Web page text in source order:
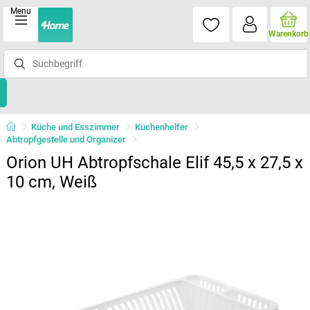
Menu
Warenkorb
Küche und Esszimmer
Küchenhelfer
Abtropfgestelle und Organizer
Orion UH Abtropfschale Elif 45,5 x 27,5 x
10 cm, Weiß